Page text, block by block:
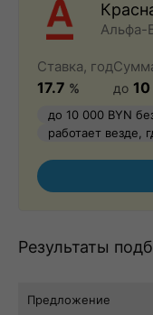
Альфа-
Ставка, год
17.7 % до
до 10 000 BYN
работает везде,
Результаты
Предложение